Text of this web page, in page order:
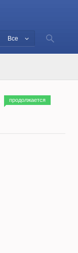
Все
продолжается